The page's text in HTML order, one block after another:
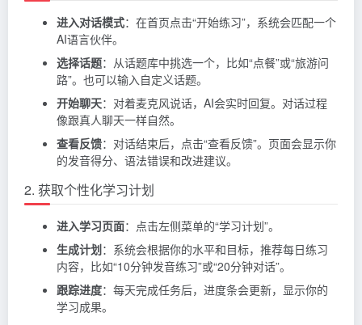
进入对话模式：在首页点击“开始练习”，系统会匹配一个
AI语言伙伴。
选择话题：从话题库中挑选一个，比如“点餐”或“旅游问
路”。也可以输入自定义话题。
开始聊天：对着麦克风说话，AI会实时回复。对话过程
像跟真人聊天一样自然。
查看反馈：对话结束后，点击“查看反馈”。页面会显示你
的发音得分、语法错误和改进建议。
2. 获取个性化学习计划
进入学习页面：点击左侧菜单的“学习计划”。
生成计划：系统会根据你的水平和目标，推荐每日练习
内容，比如“10分钟发音练习”或“20分钟对话”。
跟踪进度：每天完成任务后，进度条会更新，显示你的
学习成果。